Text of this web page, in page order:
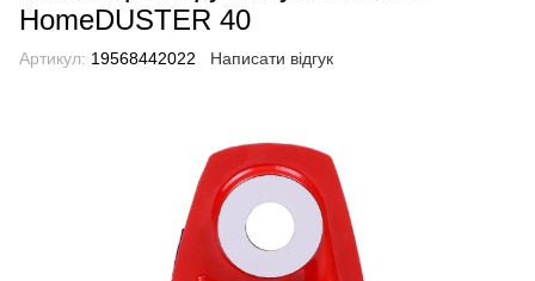
HomeDUSTER 40
Артикул: 19568442022 Написати відгук